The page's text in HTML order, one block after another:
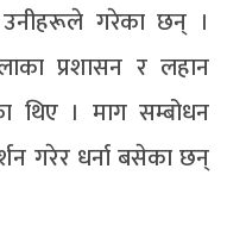
उनीहरूले गरेका छन् ।
प्रशासन र लहान
थिए । माग सम्बोधन
गरेर धर्ना बसेका छन्